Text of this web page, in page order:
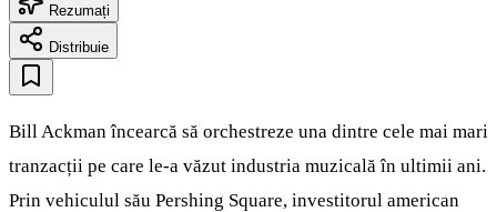
Rezumați
Distribuie
Bill Ackman încearcă să orchestreze una dintre cele mai mari
tranzacții pe care le‑a văzut industria muzicală în ultimii ani.
Prin vehiculul său Pershing Square, investitorul american